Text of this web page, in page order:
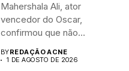
Mahershala Ali, ator
vencedor do Oscar,
confirmou que não
interpretará Blade na...
BYREDAÇÃO ACNE
1 DE AGOSTO DE 2026